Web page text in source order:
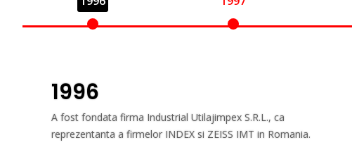
1996
A fost fondata firma Industrial Utilajimpex S.R.L., ca
reprezentanta a firmelor INDEX si ZEISS IMT in Romania.